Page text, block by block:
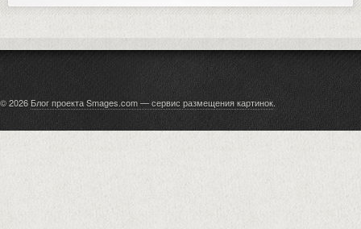
© 2026 Блог проекта Smages.com — сервис размещения картинок.